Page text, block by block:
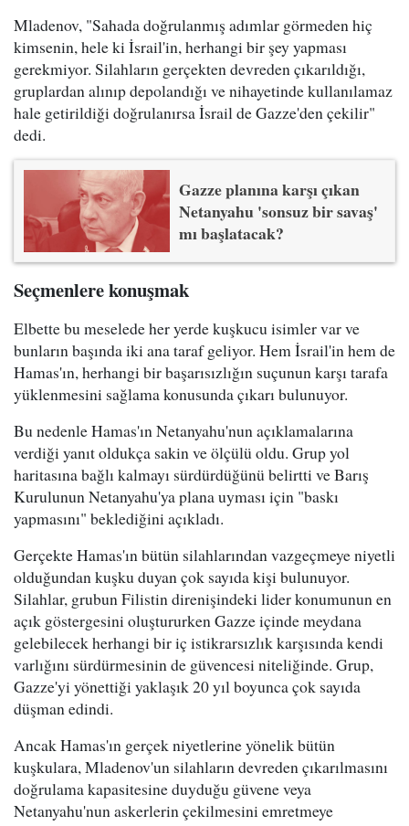
Mladenov, "Sahada doğrulanmış adımlar görmeden hiç
kimsenin, hele ki İsrail'in, herhangi bir şey yapması
gerekmiyor. Silahların gerçekten devreden çıkarıldığı,
gruplardan alınıp depolandığı ve nihayetinde kullanılamaz
hale getirildiği doğrulanırsa İsrail de Gazze'den çekilir"
dedi.
Gazze planına karşı çıkan
Netanyahu 'sonsuz bir savaş'
mı başlatacak?
Seçmenlere konuşmak
Elbette bu meselede her yerde kuşkucu isimler var ve
bunların başında iki ana taraf geliyor. Hem İsrail'in hem de
Hamas'ın, herhangi bir başarısızlığın suçunun karşı tarafa
yüklenmesini sağlama konusunda çıkarı bulunuyor.
Bu nedenle Hamas'ın Netanyahu'nun açıklamalarına
verdiği yanıt oldukça sakin ve ölçülü oldu. Grup yol
haritasına bağlı kalmayı sürdürdüğünü belirtti ve Barış
Kurulunun Netanyahu'ya plana uyması için "baskı
yapmasını" beklediğini açıkladı.
Gerçekte Hamas'ın bütün silahlarından vazgeçmeye niyetli
olduğundan kuşku duyan çok sayıda kişi bulunuyor.
Silahlar, grubun Filistin direnişindeki lider konumunun en
açık göstergesini oluştururken Gazze içinde meydana
gelebilecek herhangi bir iç istikrarsızlık karşısında kendi
varlığını sürdürmesinin de güvencesi niteliğinde. Grup,
Gazze'yi yönettiği yaklaşık 20 yıl boyunca çok sayıda
düşman edindi.
Ancak Hamas'ın gerçek niyetlerine yönelik bütün
kuşkulara, Mladenov'un silahların devreden çıkarılmasını
doğrulama kapasitesine duyduğu güvene veya
Netanyahu'nun askerlerin çekilmesini emretmeye